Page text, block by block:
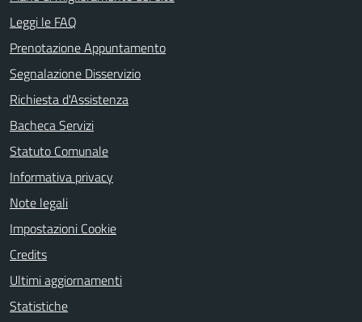
Leggi le FAQ
Prenotazione Appuntamento
Segnalazione Disservizio
Richiesta d'Assistenza
Bacheca Servizi
Statuto Comunale
Informativa privacy
Note legali
Impostazioni Cookie
Credits
Ultimi aggiornamenti
Statistiche